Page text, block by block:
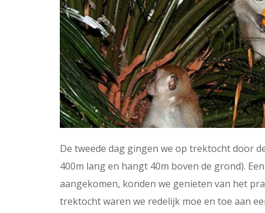
De tweede dag gingen we op trektocht door
400m lang en hangt 40m boven de grond).
aangekomen, konden we genieten van het
trektocht waren we redelijk moe en toe aan